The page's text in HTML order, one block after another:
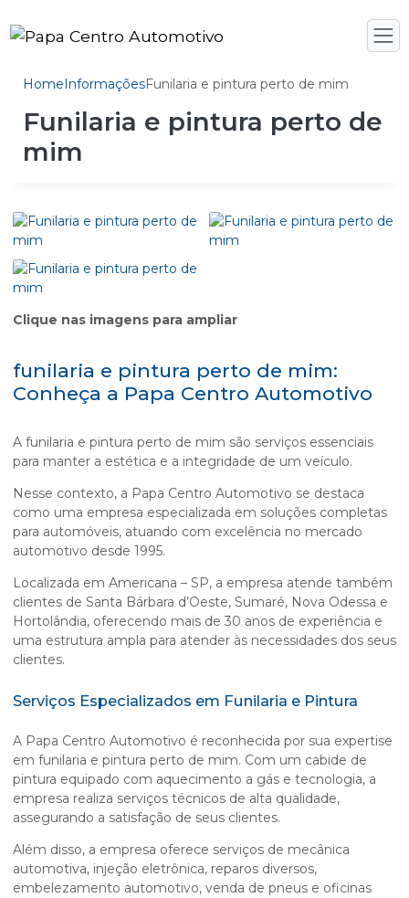
HomeInformaçõesFunilaria e pintura perto de mim
Funilaria e pintura perto de
mim
Clique nas imagens para ampliar
funilaria e pintura perto de mim:
Conheça a Papa Centro Automotivo
A funilaria e pintura perto de mim são serviços essenciais
para manter a estética e a integridade de um veículo.
Nesse contexto, a Papa Centro Automotivo se destaca
como uma empresa especializada em soluções completas
para automóveis, atuando com excelência no mercado
automotivo desde 1995.
Localizada em Americana – SP, a empresa atende também
clientes de Santa Bárbara d’Oeste, Sumaré, Nova Odessa e
Hortolândia, oferecendo mais de 30 anos de experiência e
uma estrutura ampla para atender às necessidades dos seus
clientes.
Serviços Especializados em Funilaria e Pintura
A Papa Centro Automotivo é reconhecida por sua expertise
em funilaria e pintura perto de mim. Com um cabide de
pintura equipado com aquecimento a gás e tecnologia, a
empresa realiza serviços técnicos de alta qualidade,
assegurando a satisfação de seus clientes.
Além disso, a empresa oferece serviços de mecânica
automotiva, injeção eletrônica, reparos diversos,
embelezamento automotivo, venda de pneus e oficinas